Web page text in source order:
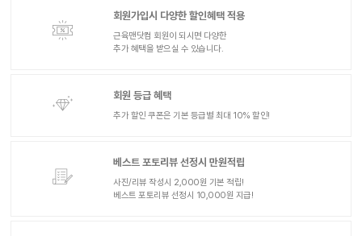
회원가입시 다양한 할인혜택 적용
근육맨닷컴 회원이 되시면 다양한
추가 혜택을 받으실 수 있습니다.
회원 등급 혜택
추가 할인 쿠폰은 기본 등급별 최대 10% 할인!
베스트 포토리뷰 선정시 만원적립
사진/리뷰 작성시 2,000원 기본 적립!
베스트 포토리뷰 선정시 10,000원 지급!